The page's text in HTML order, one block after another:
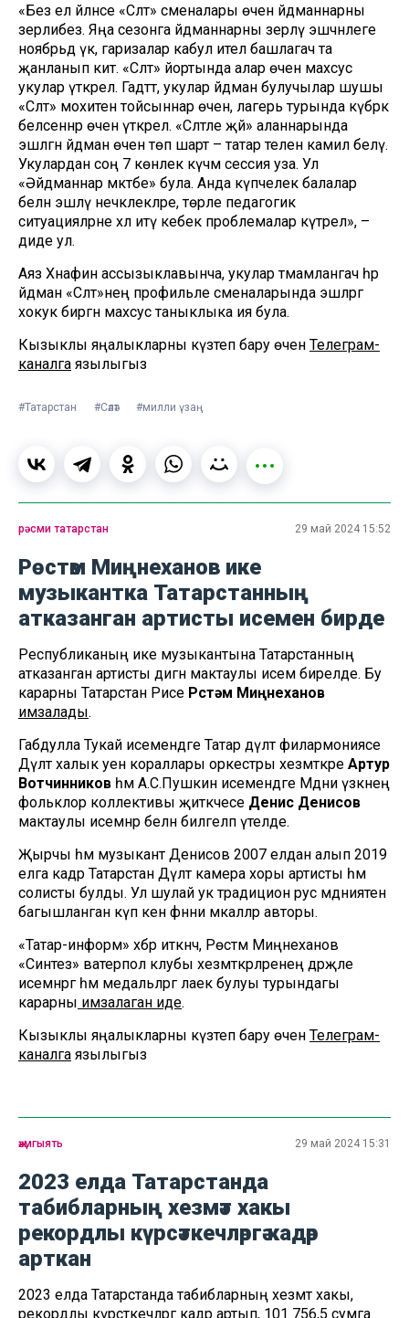
«Без ел әйләнәсе «Сәләт» сменалары өчен әйдәманнарны
әзерлибез. Яңа сезонга әйдәманнарны әзерләү эшчәнлеге
ноябрьдә үк, гаризалар кабул ителә башлагач та
җанланып китә. «Сәләт» йортында алар өчен махсус
укулар үткәрелә. Гадәттә, укулар әйдәман булучылар шушы
«Сәләт» мохитен тойсыннар өчен, лагерь турында күбрәк
белсеннәр өчен үткәрелә. «Сәләтле җәй» аланнарында
эшләгән әйдәман өчен төп шарт – татар телен камил белү.
Укулардан соң 7 көнлек күчмә сессия уза. Ул
«Әйдәманнар мәктәбе» була. Анда күпчелек балалар
белән эшләү нечкәлекләре, төрле педагогик
ситуацияләрне хәл итү кебек проблемалар күтәрелә», –
диде ул.
Аяз Хәнафин ассызыклавынча, укулар тәмамлангач һәр
әйдәман «Сәләт»нең профильле сменаларында эшләргә
хокук биргән махсус таныклыка ия була.
Кызыклы яңалыкларны күзәтеп бару өчен Телеграм-
каналга язылыгыз
#Татарстан #Сәләт #милли үзаң
рәсми татарстан 29 май 2024 15:52
Рөстәм Миңнеханов ике
музыкантка Татарстанның
атказанган артисты исемен бирде
Республиканың ике музыкантына Татарстанның
атказанган артисты дигән мактаулы исем бирелде. Бу
карарны Татарстан Рәисе Рөстәм Миңнеханов
имзалады.
Габдулла Тукай исемендәге Татар дәүләт филармониясе
Дәүләт халык уен кораллары оркестры хезмәткәре Артур
Вотчинников һәм А.С.Пушкин исемендәге Мәдәни үзәкнең
фольклор коллективы җитәкчесе Денис Денисов
мактаулы исемнәр белән билгеләп үтелде.
Җырчы һәм музыкант Денисов 2007 елдан алып 2019
елга кадәр Татарстан Дәүләт камера хоры артисты һәм
солисты булды. Ул шулай ук традицион рус мәдәниятенә
багышланган күп кенә фәнни мәкаләләр авторы.
«Татар-информ» хәбәр иткәнчә, Рөстәм Миңнеханов
«Синтез» ватерпол клубы хезмәткәрләренең дәрәҗәле
исемнәргә һәм медальләргә лаек булуы турындагы
карарны имзалаган иде.
Кызыклы яңалыкларны күзәтеп бару өчен Телеграм-
каналга язылыгыз
җәмгыять 29 май 2024 15:31
2023 елда Татарстанда
табибларның хезмәт хакы
рекордлы күрсәткечләргә кадәр
арткан
2023 елда Татарстанда табибларның хезмәт хакы,
рекордлы күрсәткечләргә кадәр артып, 101 756,5 сумга